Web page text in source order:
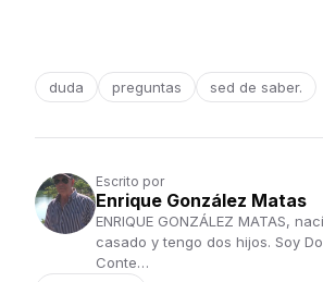
duda preguntas sed de saber.
Escrito por
Enrique González Matas
ENRIQUE GONZÁLEZ MATAS,
casado y tengo dos hijos. Soy
Conte…